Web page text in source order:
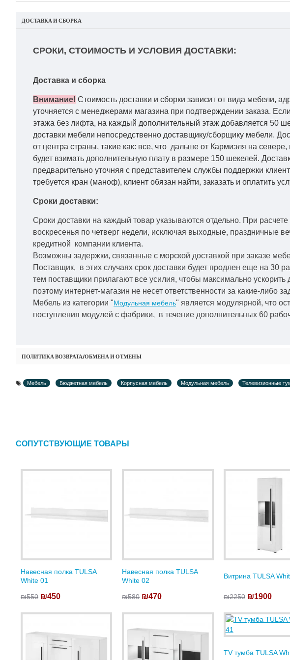
ДОСТАВКА И СБОРКА
СРОКИ, СТОИМОСТЬ И УСЛОВИЯ ДОСТАВКИ:
Доставка и сборка
Внимание! Стоимость доставки и сборки зависит от вида мебели,
уточняется с менеджерами магазина при подтверждении заказа.
этажа без лифта, на каждый дополнительный этаж добавляется 50
доставки мебели непосредственно доставщику/сборщику мебели.
от центра страны, такие как: все, что дальше от Кармиэля на
будет взимать дополнительную плату в размере 150 шекелей.
предварительно уточняя с представителем службы поддержки
требуется кран (маноф), клиент обязан найти, заказать и оплатить
Сроки доставки:
Сроки доставки на каждый товар указываются отдельно. При
воскресенья по четверг недели, исключая выходные, праздничные
кредитной компании клиента.
Возможны задержки, связанные с морской доставкой при заказе
Поставщик, в этих случаях срок доставки будет продлен еще на 30
тем поставщики прилагают все усилия, чтобы максимально ускорить
поэтому интернет-магазин не несет ответственности за какие-либо
Мебель из категории "Модульная мебель" является модулярной, что
поступления модулей с фабрики, в течение дополнительных 60
ПОЛИТИКА ВОЗВРАТА/ОБМЕНА И ОТМЕНЫ
Мебель Бюджетная мебель Корпусная мебель Модульная мебель Телевизионные
СОПУТСТВУЮЩИЕ ТОВАРЫ
Навесная полка TULSA
White 01
₪550 ₪450
Навесная полка TULSA
White 02
₪580 ₪470
Витрина TULSA
₪2250 ₪1900
TV тумба TULSA